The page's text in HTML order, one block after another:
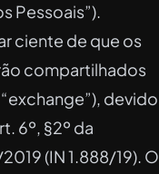
Pessoais”).
ciente de que os
compartilhados
devido
6º, §2º da
(IN 1.888/19). O